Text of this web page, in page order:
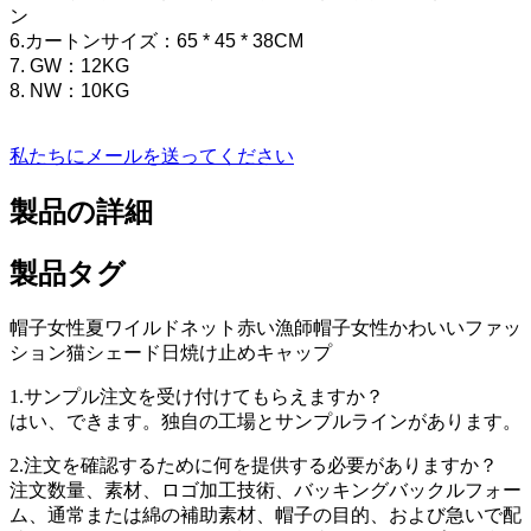
ン
6.カートンサイズ：65 * 45 * 38CM
7. GW：12KG
8. NW：10KG
私たちにメールを送ってください
製品の詳細
製品タグ
帽子女性夏ワイルドネット赤い漁師帽子女性かわいいファッ
ション猫シェード日焼け止めキャップ
1.サンプル注文を受け付けてもらえますか？
はい、できます。独自の工場とサンプルラインがあります。
2.注文を確認するために何を提供する必要がありますか？
注文数量、素材、ロゴ加工技術、バッキングバックルフォー
ム、通常または綿の補助素材、帽子の目的、および急いで配